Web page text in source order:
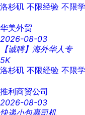
洛杉矶 不限经验 不限
华美外贸
2026-08-03
【诚聘】海外华人专
5K
洛杉矶 不限经验 不限
推利商贸公司
2026-08-03
快递小包裹司机